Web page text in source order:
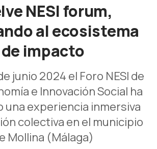
NESI forum,
al ecosistema
de impacto
junio 2024 el Foro NESI de
e Innovación Social ha
una experiencia inmersiva
colectiva en el municipio
Mollina (Málaga)